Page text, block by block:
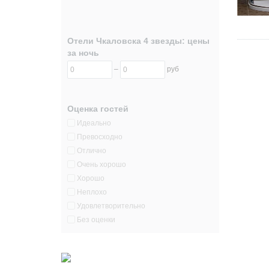
Отели Чкаловска 4 звезды: цены
за ночь
– руб
Оценка гостей
Идеально
Превосходно
Отлично
Очень хорошо
Хорошо
Неплохо
Удовлетворительно
Без оценки